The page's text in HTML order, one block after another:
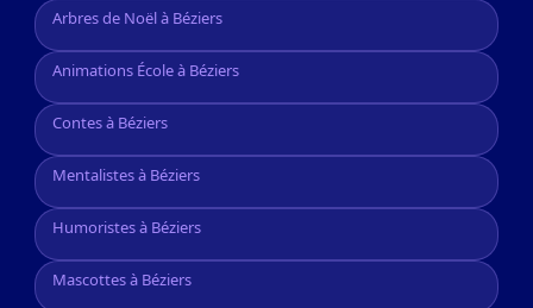
Arbres de Noël à Béziers
Animations École à Béziers
Contes à Béziers
Mentalistes à Béziers
Humoristes à Béziers
Mascottes à Béziers